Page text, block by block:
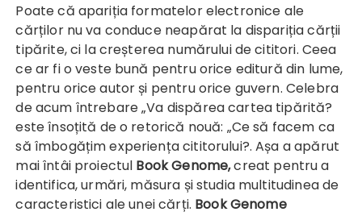
Poate că apariția formatelor electronice ale
cărților nu va conduce neapărat la dispariția cărții
tipărite, ci la creșterea numărului de cititori. Ceea
ce ar fi o veste bună pentru orice editură din lume,
pentru orice autor și pentru orice guvern. Celebra
de acum întrebare „Va dispărea cartea tipărită?
este însoțită de o retorică nouă: „Ce să facem ca
să îmbogățim experiența cititorului?. Așa a apărut
mai întâi proiectul Book Genome,creat pentru a
identifica, urmări, măsura și studia multitudinea de
caracteristici ale unei cărți. Book Genome